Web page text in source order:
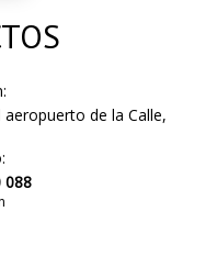
de la Calle,
088